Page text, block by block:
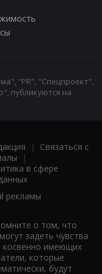
"PR", "Спецпроект",
публикуются на
| Связаться с
|
в сфере
рекламы
о том, что
задеть чувства
косвенно имеющих
которые
будут